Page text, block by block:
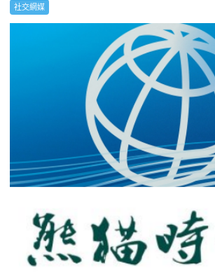
社交網媒